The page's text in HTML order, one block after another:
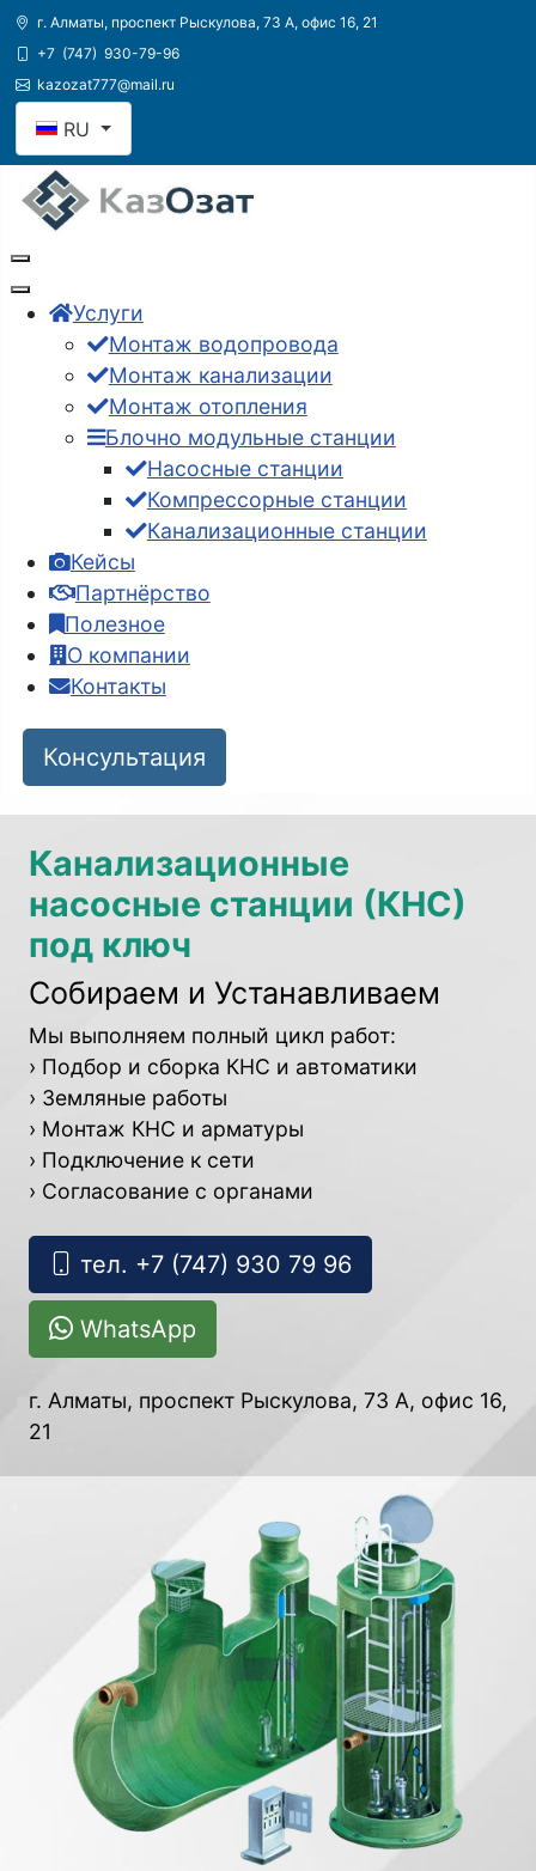
г. Алматы, проспект Рыскулова, 73 А, офис 16, 21
+7 (747) 930-79-96
kazozat777@mail.ru
Выберите язык
RU
Услуги
Монтаж водопровода
Монтаж канализации
Монтаж отопления
Блочно модульные станции
Насосные станции
Компрессорные станции
Канализационные станции
Кейсы
Партнёрство
Полезное
О компании
Контакты
Консультация
Канализационные
насосные станции (КНС)
под ключ
Собираем и Устанавливаем
Мы выполняем полный цикл работ:
› Подбор и сборка КНС и автоматики
› Земляные работы
› Монтаж КНС и арматуры
› Подключение к сети
› Согласование с органами
тел. +7 (747) 930 79 96
WhatsApp
г. Алматы, проспект Рыскулова, 73 А, офис 16,
21